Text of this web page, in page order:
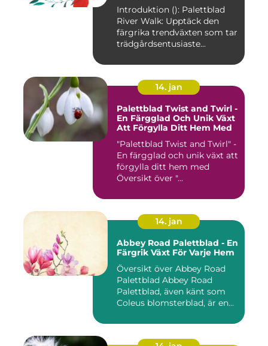
Introduktion (): Palettblad
River Walk: Upptäck den
färgrika trendväxten som tar
trädgårdsentusiaste...
14. jan
Palettblad Twist and Twirl -
En Färgglad Och Unik Växt
Att Förgylla Ditt Hem Med
"Palettblad Twist and Twirl" -
En färgglad och unik växt att
förgylla ditt hem med
Översikt över "...
14. jan
Abbey Road Palettblad - En
Färgrik Växt För Varje Hem
Översikt över Abbey Road
Palettblad Abbey Road
Palettblad, även känt som
Coleus blomsterblad, är en...